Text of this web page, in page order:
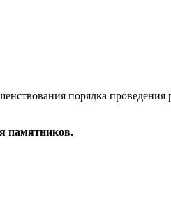
порядка
памятников.